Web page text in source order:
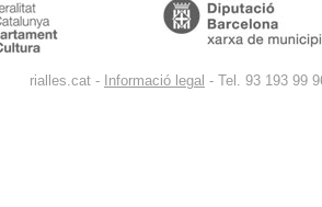
rialles.cat - Informació legal - Tel. 93 193 99